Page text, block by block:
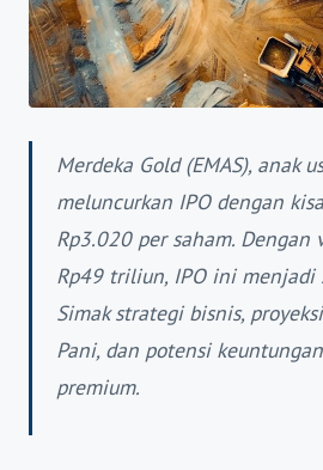
Merdeka Gold (EMAS), anak
meluncurkan IPO dengan
Rp3.020 per saham. Dengan
Rp49 triliun, IPO ini menjadi
Simak strategi bisnis,
Pani, dan potensi
premium.